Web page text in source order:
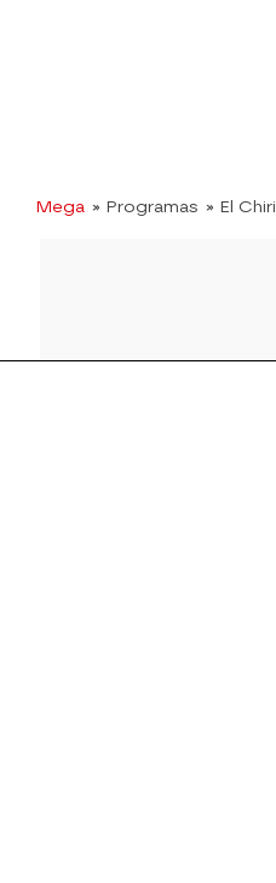
Mega » Programas » El